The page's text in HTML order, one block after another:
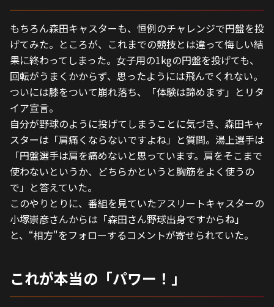
もちろん森田キャスターも、恒例のチャレンジで円盤を投
げてみた。ところが、これまでの競技とは違って悔しい結
果に終わってしまった。女子用の1kgの円盤を投げても、
回転がうまくかからず、思ったようには飛んでくれない。
ついには膝をついて崩れ落ち、「体験は諦めます」とリタ
イア宣言。
自分が野球のように投げてしまうことに気づき、森田キャ
スターは「肩痛くならないですよね」と質問。湯上選手は
「円盤選手は肩を痛めないと思っています。肩をそこまで
使わないというか、どちらかというと胸筋をよく使うの
で」と答えていた。
このやりとりに、番組を見ていたアスリートキャスターの
小塚崇彦さんからは「森田さん野球出身ですからね」
と、“相方"をフォローするコメントが寄せられていた。
これが本当の「パワー！」